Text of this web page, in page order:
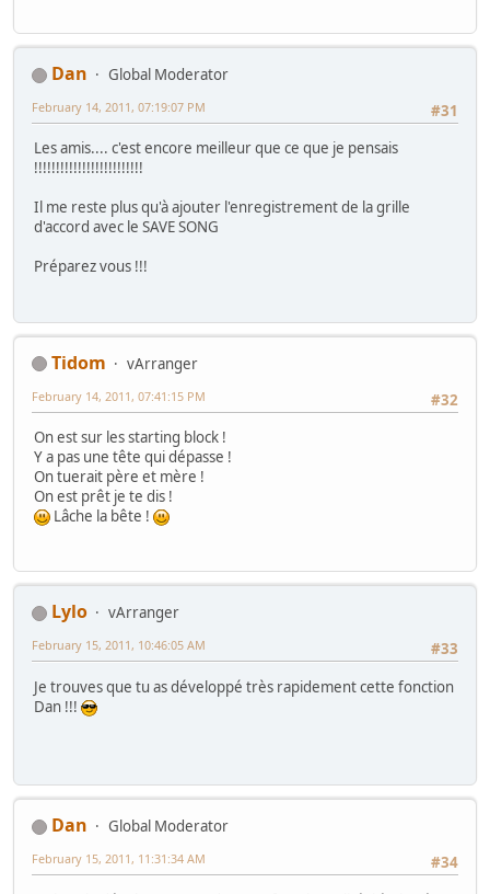
Dan
Global Moderator
#31
February 14, 2011, 07:19:07 PM
Les amis.... c'est encore meilleur que ce que je pensais
!!!!!!!!!!!!!!!!!!!!!!!!!
Il me reste plus qu'à ajouter l'enregistrement de la grille
d'accord avec le SAVE SONG
Préparez vous !!!
Tidom
vArranger
#32
February 14, 2011, 07:41:15 PM
On est sur les starting block !
Y a pas une tête qui dépasse !
On tuerait père et mère !
On est prêt je te dis !
Lâche la bête !
Lylo
vArranger
#33
February 15, 2011, 10:46:05 AM
Je trouves que tu as développé très rapidement cette fonction
Dan !!!
Dan
Global Moderator
#34
February 15, 2011, 11:31:34 AM